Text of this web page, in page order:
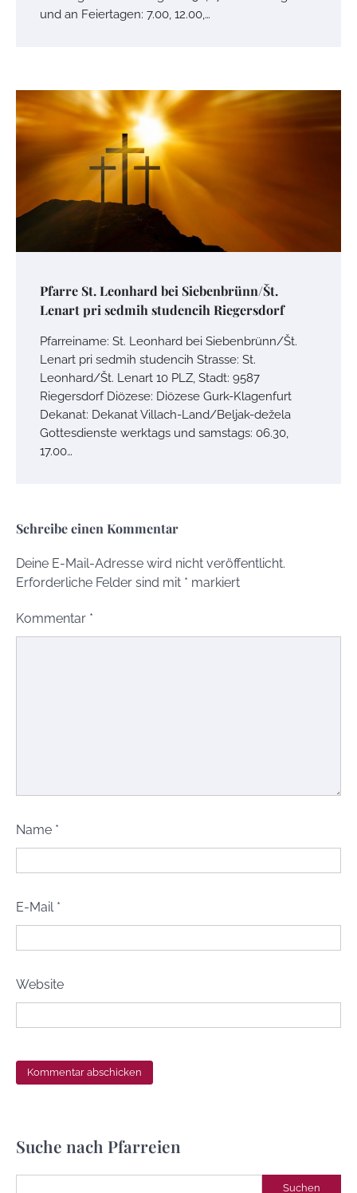
und an Feiertagen: 7.00, 12.00,…
Pfarre St. Leonhard bei Siebenbrünn/Št.
Lenart pri sedmih studencih Riegersdorf
Pfarreiname: St. Leonhard bei Siebenbrünn/Št.
Lenart pri sedmih studencih Strasse: St.
Leonhard/Št. Lenart 10 PLZ, Stadt: 9587
Riegersdorf Diözese: Diözese Gurk-Klagenfurt
Dekanat: Dekanat Villach-Land/Beljak-dežela
Gottesdienste werktags und samstags: 06.30,
17.00…
Schreibe einen Kommentar
Deine E-Mail-Adresse wird nicht veröffentlicht.
Erforderliche Felder sind mit * markiert
Kommentar *
Name *
E-Mail *
Website
Suche nach Pfarreien
Suchen